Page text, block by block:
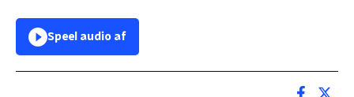
Speel audio af